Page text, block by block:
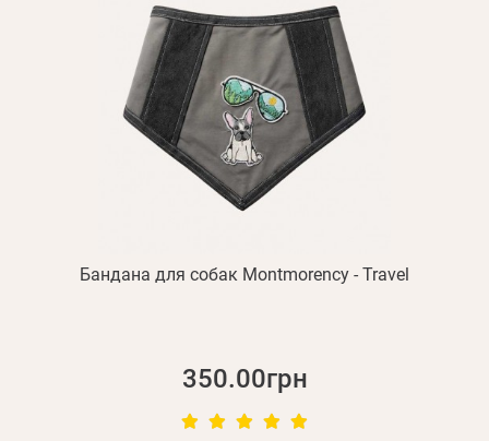
Бандана для собак Montmorency - Travel
350.00грн